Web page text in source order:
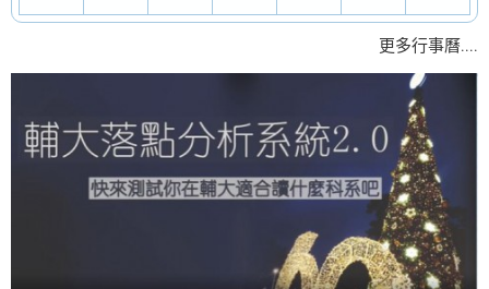
更多行事曆....